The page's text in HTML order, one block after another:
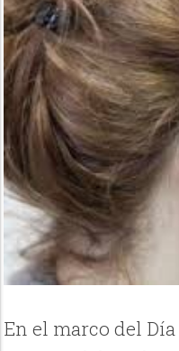
En el marco del